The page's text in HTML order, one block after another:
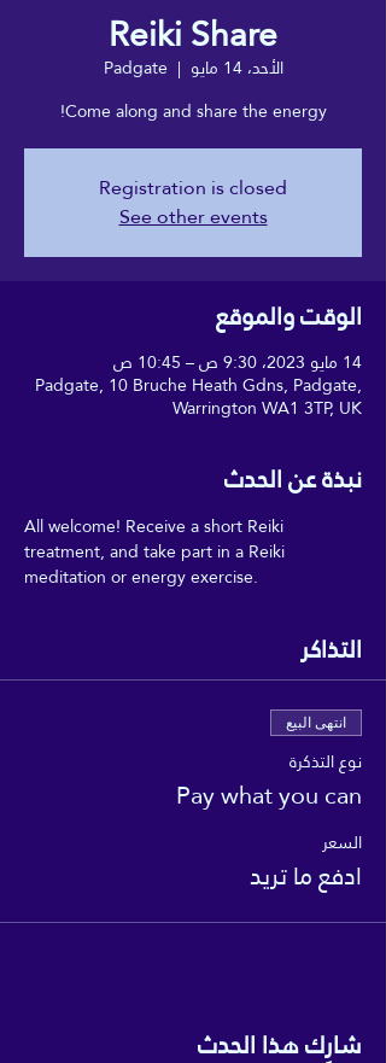
Reiki Share
الأحد، 14 مايو
  |
Padgate
Come along and share the energy!
Registration is closed
See other events
الوقت والموقع
14 مايو 2023، 9:30 ص – 10:45 ص
Padgate, 10 Bruche Heath Gdns, Padgate,
Warrington WA1 3TP, UK
نبذة عن الحدث
All welcome! Receive a short Reiki
treatment, and take part in a Reiki
meditation or energy exercise.
التذاكر
انتهى البيع
نوع التذكرة
Pay what you can
السعر
ادفع ما تريد
شارِك هذا الحدث